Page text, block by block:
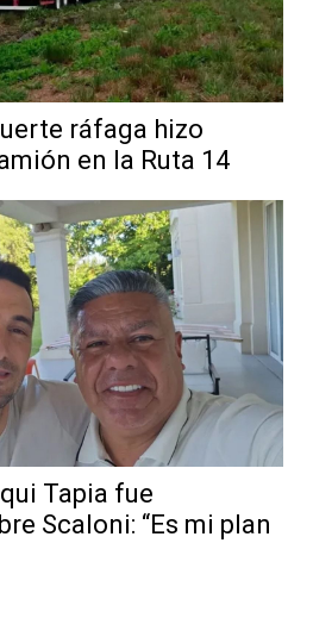
ráfaga hizo
en la Ruta 14
Tapia fue
Scaloni: “Es mi plan